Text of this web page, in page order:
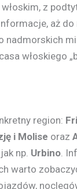
z
aż do
nadmorskich
włoskiego
region:
i Molise oraz
np. Urbino.
warto